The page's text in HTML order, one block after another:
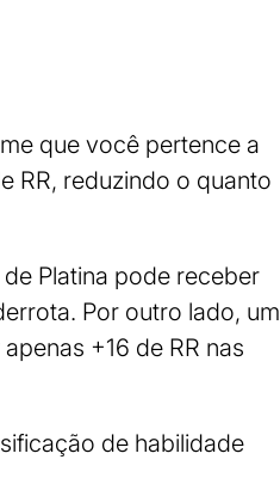
que você pertence a
RR, reduzindo o quanto
Platina pode receber
Por outro lado, um
+16 de RR nas
de habilidade